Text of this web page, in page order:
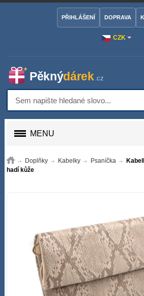
CZK
PŘIHLÁŠENÍ DOPRAVA
MENU
Doplňky Kabelky Psaníčka
hadí kůže